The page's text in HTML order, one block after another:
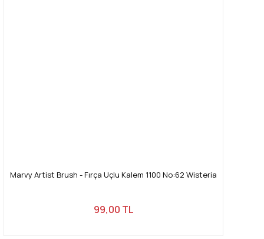
Marvy Artist Brush - Fırça Uçlu Kalem 1100 No:62 Wisteria
99,00 TL